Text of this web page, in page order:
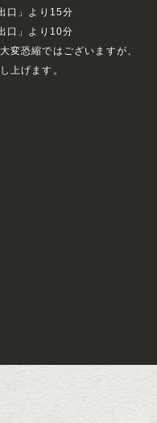
」より15分
」より10分
変恐縮ではございますが、
上げます。